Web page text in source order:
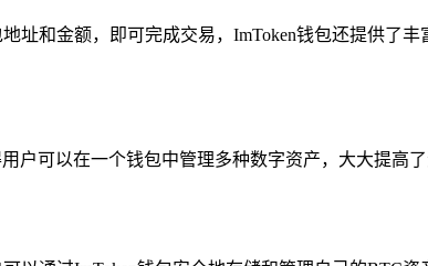
址和金额，即可完成交易，ImToken钱包还提供了
户可以在一个钱包中管理多种数字资产，大大提高了